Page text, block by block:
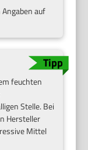
auf
feuchten
Stelle. Bei
Hersteller
Mittel